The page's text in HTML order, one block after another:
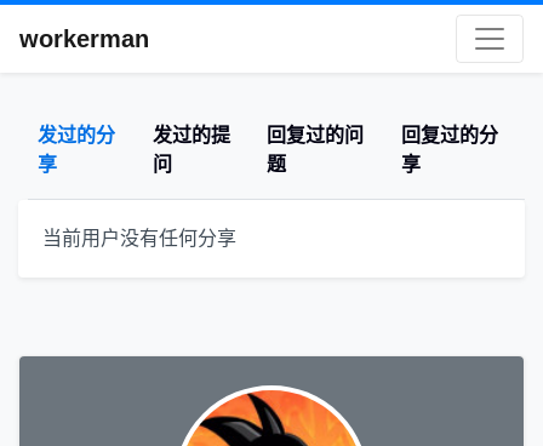
workerman
发过的分
享
发过的提
问
回复过的问
题
回复过的分
享
当前用户没有任何分享